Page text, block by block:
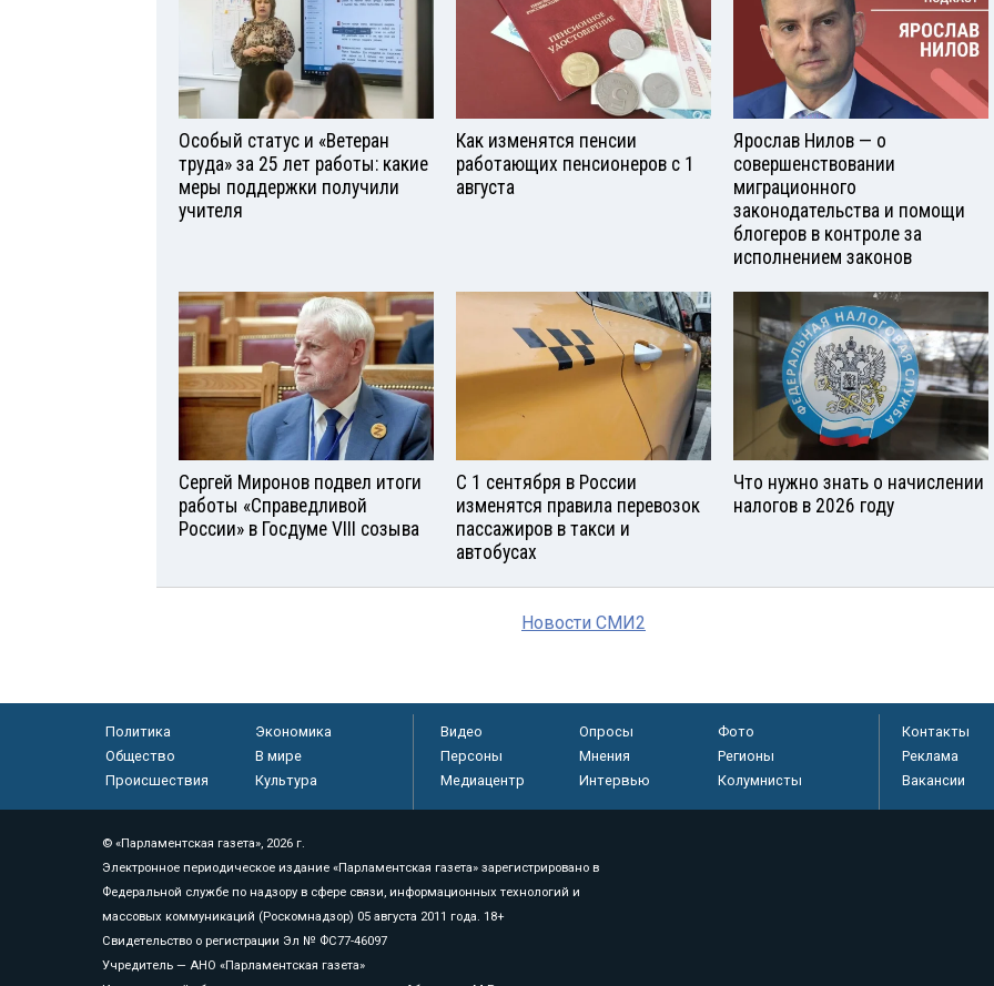
Особый статус и «Ветеран
труда» за 25 лет работы: какие
меры поддержки получили
учителя
Как изменятся пенсии
работающих пенсионеров с 1
августа
Ярослав Нилов — о
совершенствовании
миграционного
законодательства и помощи
блогеров в контроле за
исполнением законов
Сергей Миронов подвел итоги
работы «Справедливой
России» в Госдуме VIII созыва
С 1 сентября в России
изменятся правила перевозок
пассажиров в такси и
автобусах
Что нужно знать о начислении
налогов в 2026 году
Новости СМИ2
Политика
Экономика
Общество
В мире
Происшествия
Культура
Видео Опросы
Фото
Персоны
Мнения
Регионы
Медиацентр
Интервью Колумнисты
Контакты
Реклама
Вакансии
© «Парламентская газета», 2026 г.
Электронное периодическое издание «Парламентская газета» зарегистрировано в
Федеральной службе по надзору в сфере связи, информационных технологий и
массовых коммуникаций (Роскомнадзор) 05 августа 2011 года. 18+
Свидетельство о регистрации Эл № ФС77-46097
Учредитель — АНО «Парламентская газета»